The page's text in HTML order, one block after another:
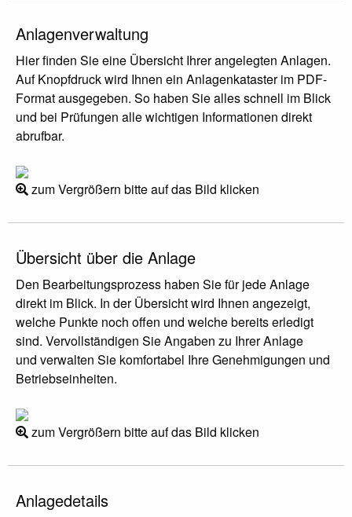
Anlagenverwaltung
Hier finden Sie eine Übersicht Ihrer angelegten Anlagen.
Auf Knopfdruck wird Ihnen ein Anlagenkataster im PDF-
Format ausgegeben. So haben Sie alles schnell im Blick
und bei Prüfungen alle wichtigen Informationen direkt
abrufbar.
zum Vergrößern bitte auf das Bild klicken
Übersicht über die Anlage
Den Bearbeitungsprozess haben Sie für jede Anlage
direkt im Blick. In der Übersicht wird Ihnen angezeigt,
welche Punkte noch offen und welche bereits erledigt
sind. Vervollständigen Sie Angaben zu Ihrer Anlage
und verwalten Sie komfortabel Ihre Genehmigungen und
Betriebseinheiten.
zum Vergrößern bitte auf das Bild klicken
Anlagedetails